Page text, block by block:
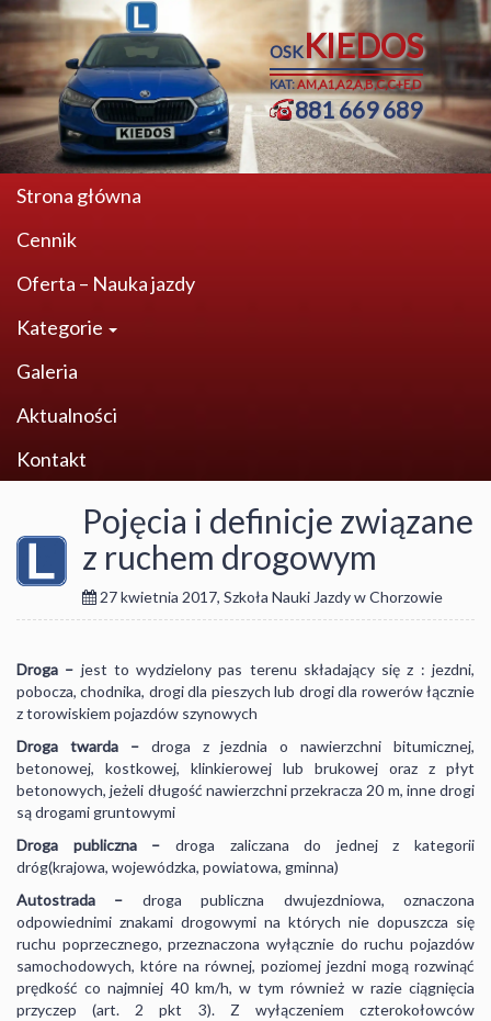
OSKKIEDOS
KAT:AM,A1,A2,A,B,C,C+E,D
881 669 689
Strona główna
Cennik
Oferta – Nauka jazdy
Kategorie
Galeria
Aktualności
Kontakt
Pojęcia i definicje związane
z ruchem drogowym
27 kwietnia 2017, Szkoła Nauki Jazdy w Chorzowie
Droga – jest to wydzielony pas terenu składający się z : jezdni,
pobocza, chodnika, drogi dla pieszych lub drogi dla rowerów łącznie
z torowiskiem pojazdów szynowych
Droga twarda –droga z jezdnia o nawierzchni bitumicznej,
betonowej, kostkowej, klinkierowej lub brukowej oraz z płyt
betonowych, jeżeli długość nawierzchni przekracza 20 m, inne drogi
są drogami gruntowymi
Droga publiczna – droga zaliczana do jednej z kategorii
dróg(krajowa, wojewódzka, powiatowa, gminna)
Autostrada – droga publiczna dwujezdniowa, oznaczona
odpowiednimi znakami drogowymi na których nie dopuszcza się
ruchu poprzecznego, przeznaczona wyłącznie do ruchu pojazdów
samochodowych, które na równej, poziomej jezdni mogą rozwinąć
prędkość co najmniej 40 km/h, w tym również w razie ciągnięcia
przyczep (art. 2 pkt 3). Z wyłączeniem czterokołowców